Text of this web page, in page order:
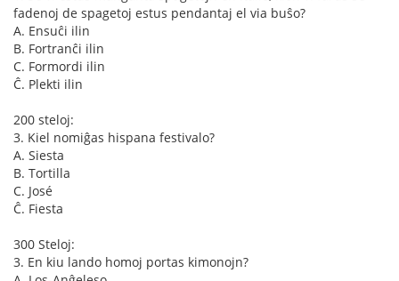
fadenoj de spagetoj estus pendantaj el via buŝo?
A. Ensuĉi ilin
B. Fortranĉi ilin
C. Formordi ilin
Ĉ. Plekti ilin
200 steloj:
3. Kiel nomiĝas hispana festivalo?
A. Siesta
B. Tortilla
C. José
Ĉ. Fiesta
300 Steloj:
3. En kiu lando homoj portas kimonojn?